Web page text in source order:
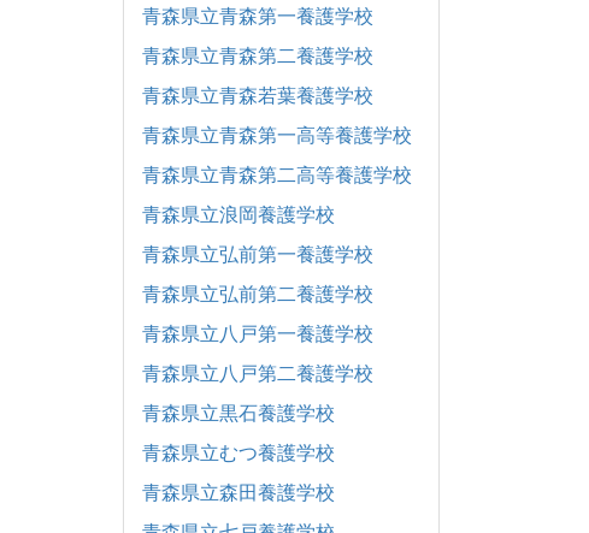
青森県立青森第一養護学校
青森県立青森第二養護学校
青森県立青森若葉養護学校
青森県立青森第一高等養護学校
青森県立青森第二高等養護学校
青森県立浪岡養護学校
青森県立弘前第一養護学校
青森県立弘前第二養護学校
青森県立八戸第一養護学校
青森県立八戸第二養護学校
青森県立黒石養護学校
青森県立むつ養護学校
青森県立森田養護学校